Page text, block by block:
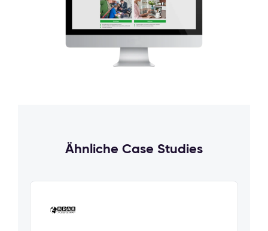
Ähnliche Case Studies